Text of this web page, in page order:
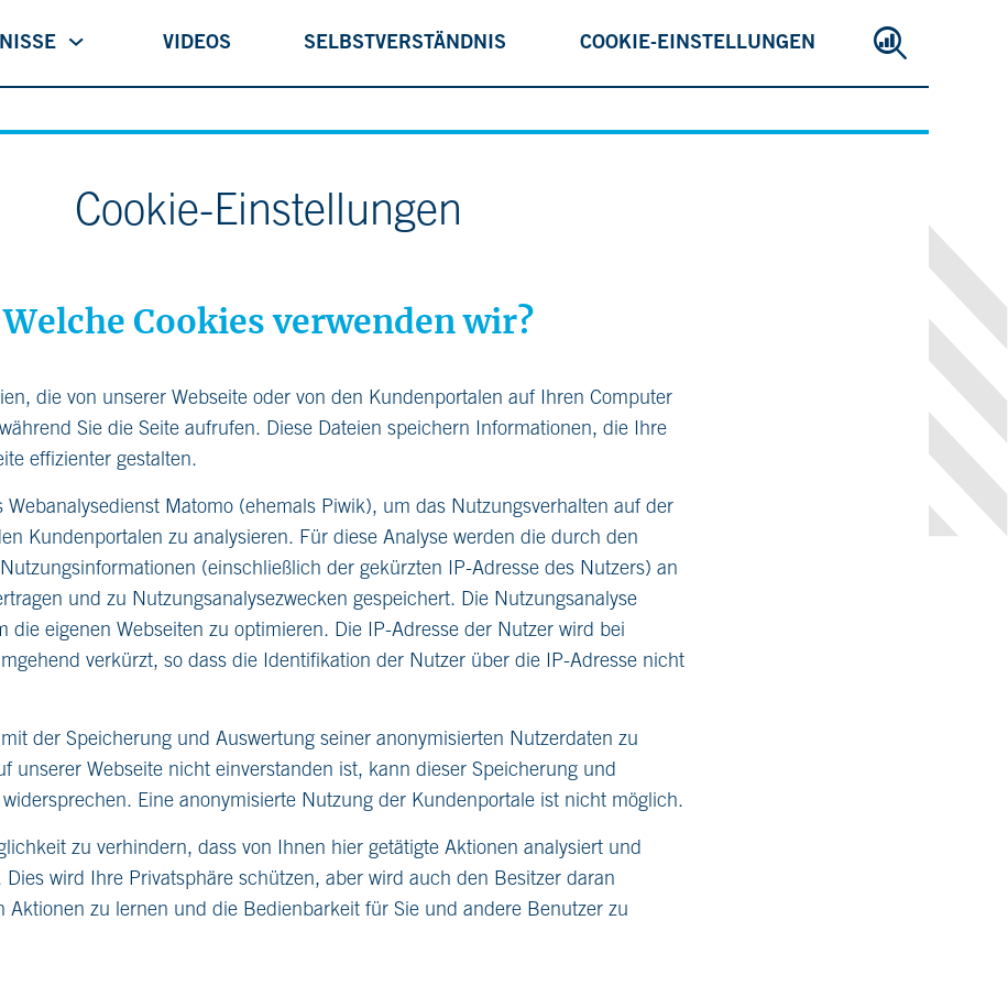
VIDEOS SELBSTVERSTÄNDNIS COOKIE-EINSTELLUNGEN
Cookie-Einstellungen
Welche Cookies verwenden wir?
die von unserer Webseite oder von den Kundenportalen auf Ihren Computer
Sie die Seite aufrufen. Diese Dateien speichern Informationen, die Ihre
effizienter gestalten.
Webanalysedienst Matomo (ehemals Piwik), um das Nutzungsverhalten auf der
Kundenportalen zu analysieren. Für diese Analyse werden die durch den
(einschließlich der gekürzten IP-Adresse des Nutzers) an
und zu Nutzungsanalysezwecken gespeichert. Die Nutzungsanalyse
die eigenen Webseiten zu optimieren. Die IP-Adresse der Nutzer wird bei
verkürzt, so dass die Identifikation der Nutzer über die IP-Adresse nicht
der Speicherung und Auswertung seiner anonymisierten Nutzerdaten zu
unserer Webseite nicht einverstanden ist, kann dieser Speicherung und
Eine anonymisierte Nutzung der Kundenportale ist nicht möglich.
zu verhindern, dass von Ihnen hier getätigte Aktionen analysiert und
wird Ihre Privatsphäre schützen, aber wird auch den Besitzer daran
Aktionen zu lernen und die Bedienbarkeit für Sie und andere Benutzer zu